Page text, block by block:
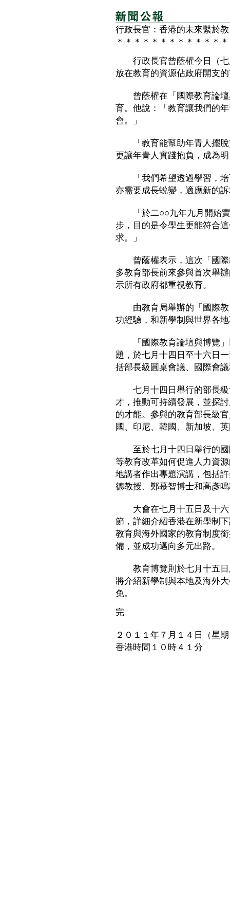
行政長官：香港的未來繫於
＊＊＊＊＊＊＊＊＊＊＊＊
行政長官曾蔭權今日（七
放在教育的資源佔政府開支
曾蔭權在「國際教育論壇
育。他說：「教育讓我們的
會。」
「教育能幫助年青人擺脫
更讓年青人實踐抱負，成為
「我們希望透過學習，培
亦需要成長蛻變，適應新的
「於二○○九年九月開始實
步，目的是令學生更能符合
求。」
曾蔭權表示，這次「國際
多教育部長前來參與首次舉
示所有政府都重視教育。
由教育局舉辦的「國際教
功經驗，和新學制與世界各
「國際教育論壇與博覽」
題，於七月十四日至十六日
括部長級圓桌會議、國際會
七月十四日舉行的部長級
才，推動可持續發展，並探
的才能。參與的教育部長級
國、印尼、韓國、新加坡、
至於七月十四日舉行的國
等教育改革如何促進人力資
地講者作出專題演講，包括
德教授、鄭慕智博士和高彥
大會在七月十五日及十六
節，詳細介紹香港在新學制
教育與海外國家的教育制度
備，並成功邁向多元出路。
教育博覽則於七月十五日
將介紹新學制與本地及海外
免。
完
２０１１年７月１４日（星
香港時間１０時４１分